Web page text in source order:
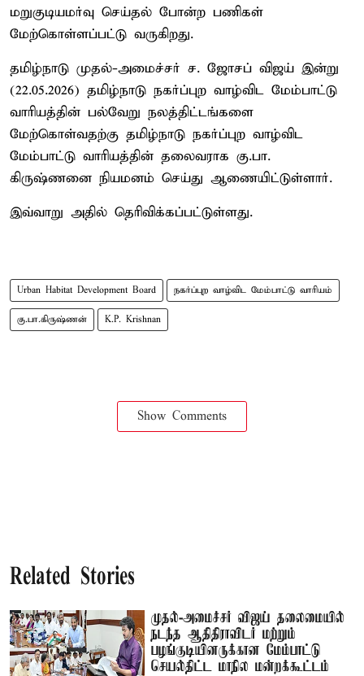
மறுகுடியமர்வு செய்தல் போன்ற பணிகள்
மேற்கொள்ளப்பட்டு வருகிறது.
தமிழ்நாடு முதல்-அமைச்சர் ச. ஜோசப் விஜய் இன்று
(22.05.2026) தமிழ்நாடு நகர்ப்புற வாழ்விட மேம்பாட்டு
வாரியத்தின் பல்வேறு நலத்திட்டங்களை
மேற்கொள்வதற்கு தமிழ்நாடு நகர்ப்புற வாழ்விட
மேம்பாட்டு வாரியத்தின் தலைவராக கு.பா.
கிருஷ்ணனை நியமனம் செய்து ஆணையிட்டுள்ளார்.
இவ்வாறு அதில் தெரிவிக்கப்பட்டுள்ளது.
Urban Habitat Development Board நகர்ப்புற வாழ்விட மேம்பாட்டு வாரியம்
கு.பா.கிருஷ்ணன் K.P. Krishnan
Show Comments
Related Stories
முதல்-அமைச்சர் விஜய் தலைமையில்
நடந்த ஆதிதிராவிடர் மற்றும்
பழங்குடியினருக்கான மேம்பாட்டு
செயல்திட்ட மாநில மன்றக்கூட்டம்